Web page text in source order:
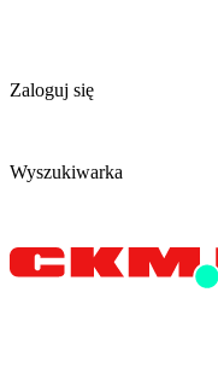
Zaloguj się
Wyszukiwarka